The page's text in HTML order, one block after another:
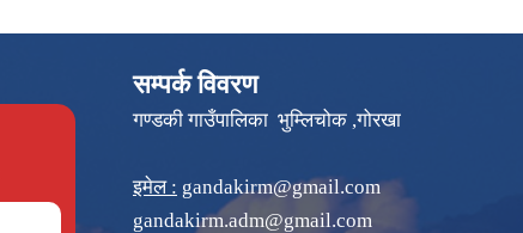
सम्पर्क विवरण
गण्डकी गाउँपालिका भुम्लिचोक ,गोरखा
इमेल : gandakirm@gmail.com
gandakirm.adm@gmail.com